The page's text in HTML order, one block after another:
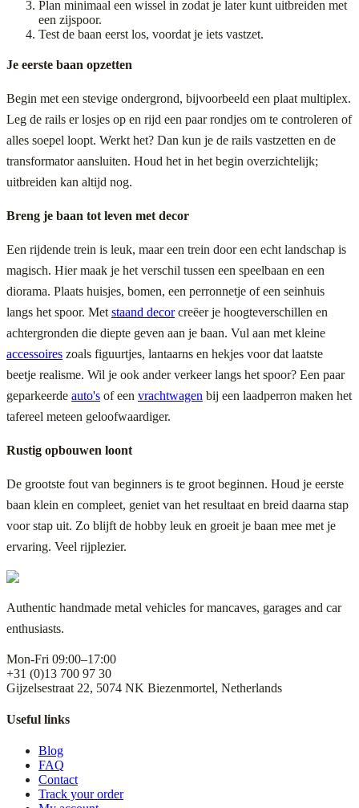
Plan minimaal een wissel in zodat je later kunt uitbreiden met
een zijspoor.
Test de baan eerst los, voordat je iets vastzet.
Je eerste baan opzetten
Begin met een stevige ondergrond, bijvoorbeeld een plaat multiplex.
Leg de rails er losjes op en rijd een paar rondjes om te controleren of
alles soepel loopt. Werkt het? Dan kun je de rails vastzetten en de
transformator aansluiten. Houd het in het begin overzichtelijk;
uitbreiden kan altijd nog.
Breng je baan tot leven met decor
Een rijdende trein is leuk, maar een trein door een echt landschap is
magisch. Hier maak je het verschil tussen een speelbaan en een
diorama. Plaats huisjes, bomen, een perronnetje of een seinhuis
langs het spoor. Met staand decorcreëer je hoogteverschillen en
achtergronden die diepte geven aan je baan. Vul aan met kleine
accessoires zoals figuurtjes, lantaarns en hekjes voor dat laatste
beetje realisme. Wil je ook ander verkeer langs het spoor? Een paar
geparkeerde auto's of een vrachtwagen bij een laadperron maken het
tafereel meteen geloofwaardiger.
Rustig opbouwen loont
De grootste fout van beginners is te groot beginnen. Houd je eerste
baan klein en compleet, geniet van het resultaat en breid daarna stap
voor stap uit. Zo blijft de hobby leuk en groeit je baan mee met je
ervaring. Veel rijplezier.
Authentic handmade metal vehicles for mancaves, garages and car
enthusiasts.
Mon-Fri 09:00–17:00
+31 (0)13 700 97 30
Gijzelsestraat 22, 5074 NK Biezenmortel, Netherlands
Useful links
Blog
FAQ
Contact
Track your order